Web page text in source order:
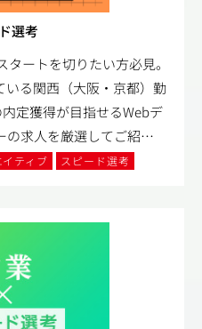
選考
ートを切りたい方必見。
いる関西（大阪・京都）勤
定獲得が目指せるWebデ
の求人を厳選してご紹…
ティブ スピード選考